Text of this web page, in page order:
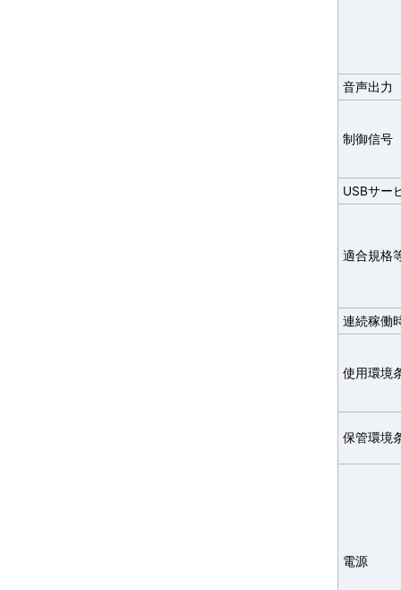
音声出力
制御信号
USBサー
適合規格
連続稼働
使用環境
保管環境
電源